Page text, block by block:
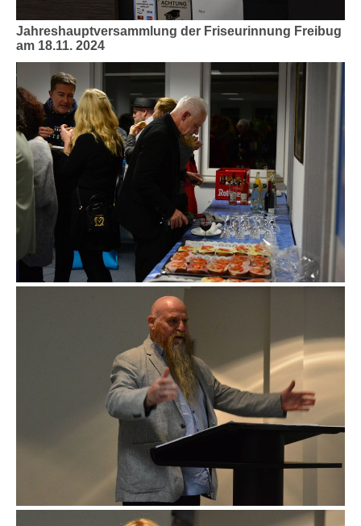
Jahreshauptversammlung der Friseurinnung Freibug
am 18.11. 2024